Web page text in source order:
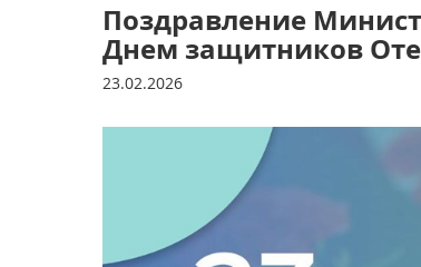
Поздравление
Днем защитников
23.02.2026